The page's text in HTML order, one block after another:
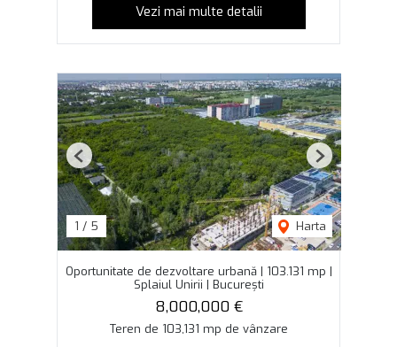
Vezi mai multe detalii
1 / 5 Harta
Previous Next
Oportunitate de dezvoltare urbană | 103.131 mp |
Splaiul Unirii | București
8,000,000 €
Teren de 103,131 mp de vânzare